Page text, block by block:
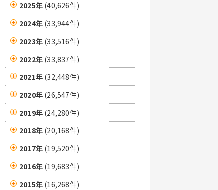
2025年 (40,626件)
2024年 (33,944件)
2023年 (33,516件)
2022年 (33,837件)
2021年 (32,448件)
2020年 (26,547件)
2019年 (24,280件)
2018年 (20,168件)
2017年 (19,520件)
2016年 (19,683件)
2015年 (16,268件)